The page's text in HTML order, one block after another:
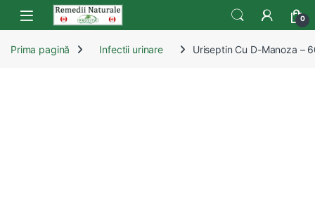
Skip to navigation
Skip to content
Open 0
Prima pagină Infectii urinare Uriseptin Cu D-Manoza –